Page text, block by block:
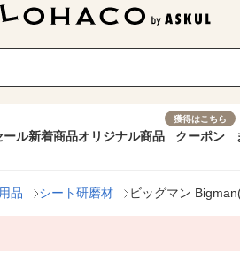
ール新着商品オリジナル商品
獲得はこちら
クーポン
品 シート研磨材 ビッグマン